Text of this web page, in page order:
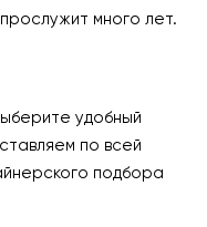
много лет.
удобный
по всей
подбора